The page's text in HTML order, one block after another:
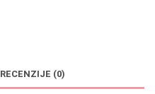
RECENZIJE (0)